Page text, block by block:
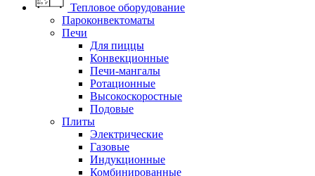
Тепловое оборудование
Пароконвектоматы
Печи
Для пиццы
Конвекционные
Печи-мангалы
Ротационные
Высокоскоростные
Подовые
Плиты
Электрические
Газовые
Индукционные
Комбинированные